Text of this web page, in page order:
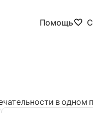
Помощь
в одном